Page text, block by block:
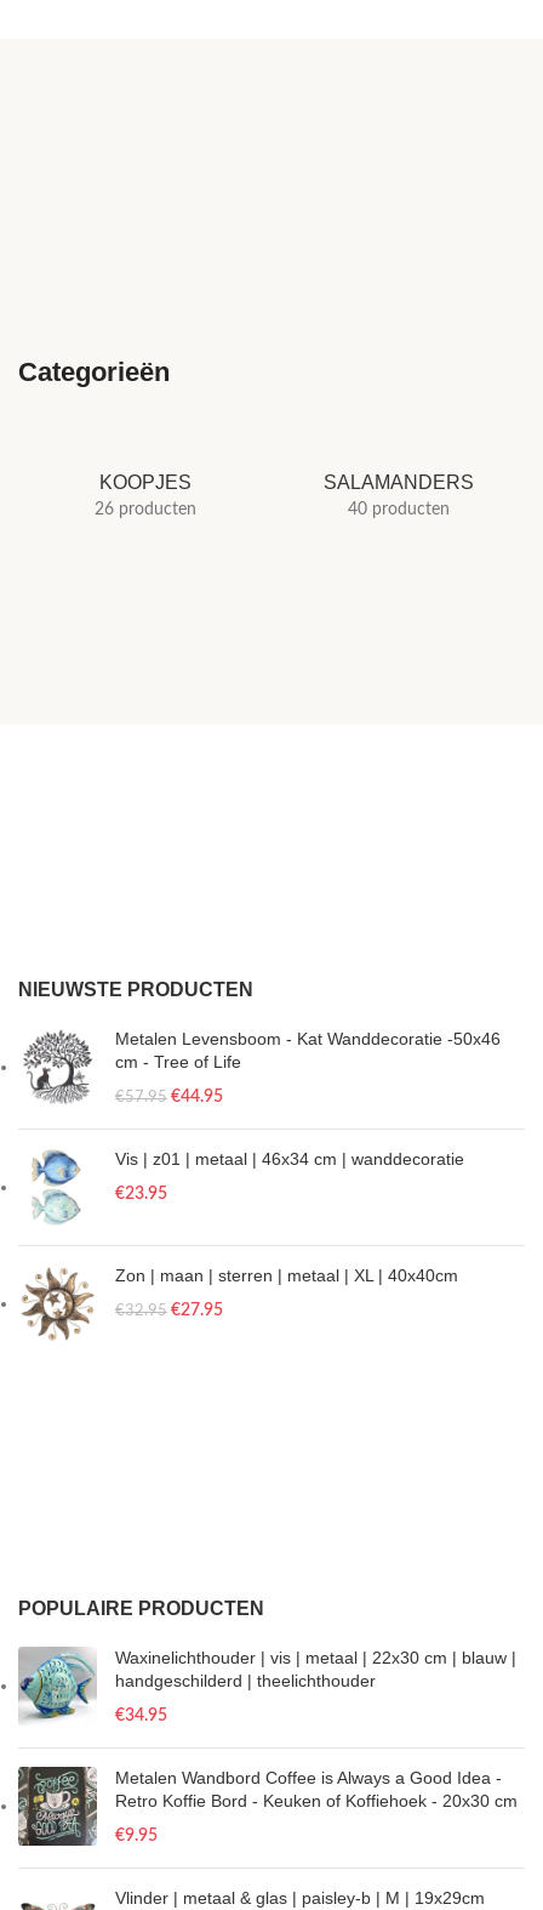
Categorieën
KOOPJES
26 producten
SALAMANDERS
40 producten
NIEUWSTE PRODUCTEN
Metalen Levensboom - Kat Wanddecoratie -50x46
cm - Tree of Life
€57.95 €44.95
Vis | z01 | metaal | 46x34 cm | wanddecoratie
€23.95
Zon | maan | sterren | metaal | XL | 40x40cm
€32.95 €27.95
POPULAIRE PRODUCTEN
Waxinelichthouder | vis | metaal | 22x30 cm | blauw |
handgeschilderd | theelichthouder
€34.95
Metalen Wandbord Coffee is Always a Good Idea -
Retro Koffie Bord - Keuken of Koffiehoek - 20x30 cm
€9.95
Vlinder | metaal & glas | paisley-b | M | 19x29cm